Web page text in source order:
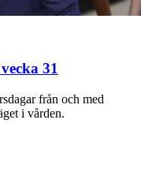
31
från och med
i vården.